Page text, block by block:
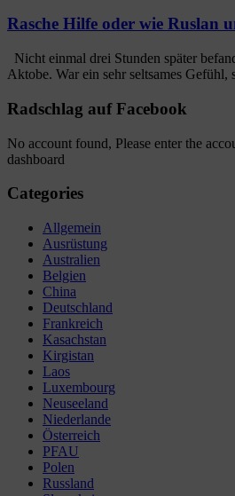
Rasche Hilfe oder wie Ruslan
Nicht einmal drei Stunden später
Aktobe. War ein sehr seltsames Gefühl,
Radschlag auf Facebook
No account found, Please enter the
dashboard
Categories
Allgemein
Ausrüstung
Australien
Belgien
China
Deutschland
Frankreich
Kasachstan
Kirgistan
Laos
Luxembourg
Neuseeland
Niederlande
Österreich
PFAU
Polen
Russland